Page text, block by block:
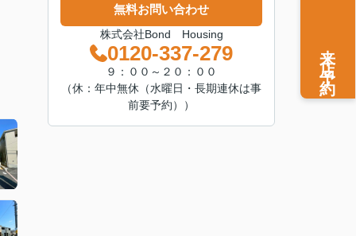
無料お問い合わせ
株式会社Bond Housing
0120-337-279
９：００～２０：００
（休：年中無休（水曜日・長期連休は事
前要予約））
来店予約